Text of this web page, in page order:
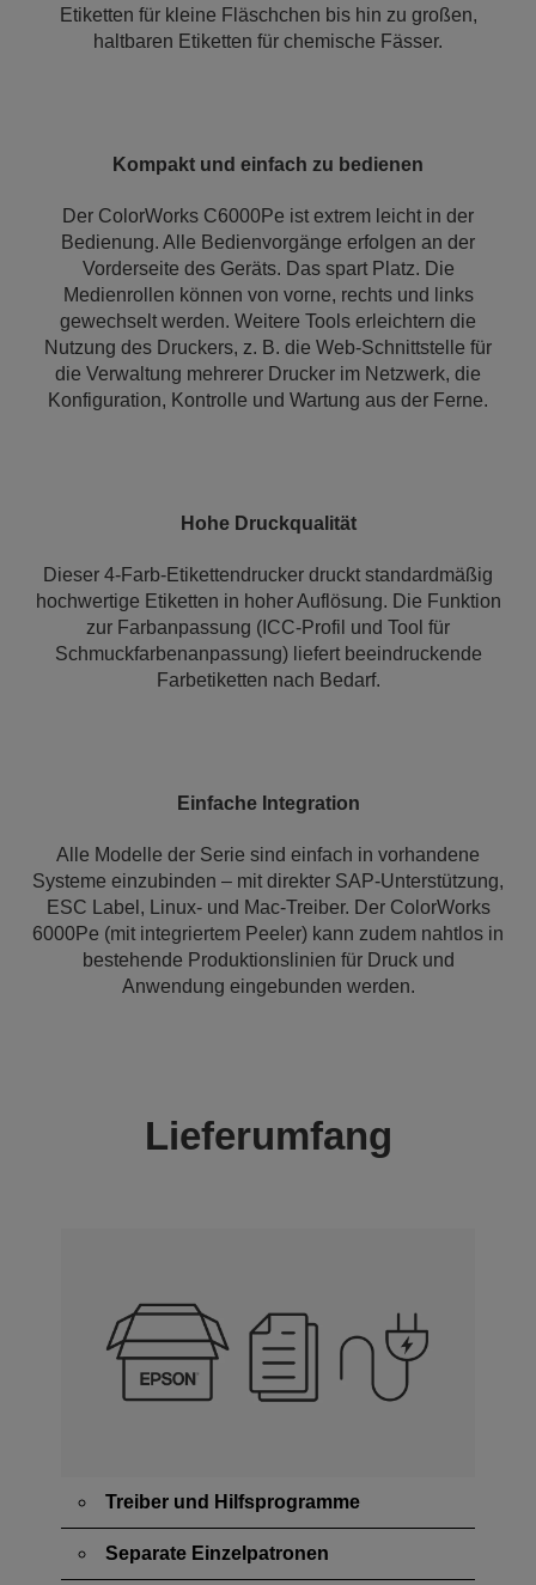
Etiketten für kleine Fläschchen bis hin zu großen,
haltbaren Etiketten für chemische Fässer.
Kompakt und einfach zu bedienen
Der ColorWorks C6000Pe ist extrem leicht in der
Bedienung. Alle Bedienvorgänge erfolgen an der
Vorderseite des Geräts. Das spart Platz. Die
Medienrollen können von vorne, rechts und links
gewechselt werden. Weitere Tools erleichtern die
Nutzung des Druckers, z. B. die Web-Schnittstelle für
die Verwaltung mehrerer Drucker im Netzwerk, die
Konfiguration, Kontrolle und Wartung aus der Ferne.
Hohe Druckqualität
Dieser 4-Farb-Etikettendrucker druckt standardmäßig
hochwertige Etiketten in hoher Auflösung. Die Funktion
zur Farbanpassung (ICC-Profil und Tool für
Schmuckfarbenanpassung) liefert beeindruckende
Farbetiketten nach Bedarf.
Einfache Integration
Alle Modelle der Serie sind einfach in vorhandene
Systeme einzubinden – mit direkter SAP-Unterstützung,
ESC Label, Linux- und Mac-Treiber. Der ColorWorks
6000Pe (mit integriertem Peeler) kann zudem nahtlos in
bestehende Produktionslinien für Druck und
Anwendung eingebunden werden.
Lieferumfang
Treiber und Hilfsprogramme
Separate Einzelpatronen